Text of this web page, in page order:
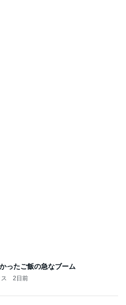
ったご飯の急なブーム
2日前